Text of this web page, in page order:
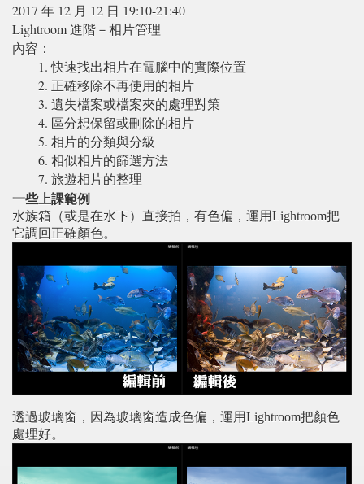
2017 年 12 月 12 日 19:10-21:40
Lightroom 進階－相片管理
內容：
1. 快速找出相片在電腦中的實際位置
2. 正確移除不再使用的相片
3. 遺失檔案或檔案夾的處理對策
4. 區分想保留或刪除的相片
5. 相片的分類與分級
6. 相似相片的篩選方法
7. 旅遊相片的整理
一些上課範例
水族箱（或是在水下）直接拍，有色偏，運用Lightroom把
它調回正確顏色。
透過玻璃窗，因為玻璃窗造成色偏，運用Lightroom把顏色
處理好。